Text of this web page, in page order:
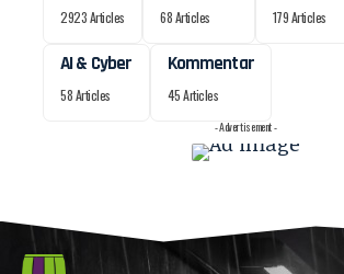
2923 Articles 68 Articles 179 Articles
AI & Cyber
58 Articles
Kommentar
45 Articles
- Advertisement -